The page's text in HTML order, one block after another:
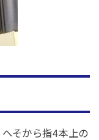
そから指4本上の